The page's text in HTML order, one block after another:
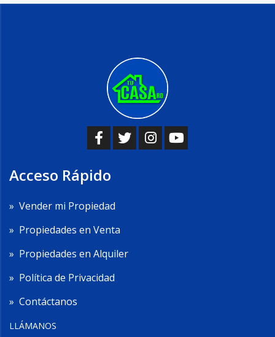
Acceso Rápido
» Vender mi Propiedad
» Propiedades en Venta
» Propiedades en Alquiler
» Política de Privacidad
» Contáctanos
LLÁMANOS